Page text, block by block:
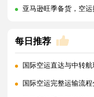
亚马逊旺季备货，空运提
每日推荐
国际空运直达与中转航班
国际空运完整运输流程分